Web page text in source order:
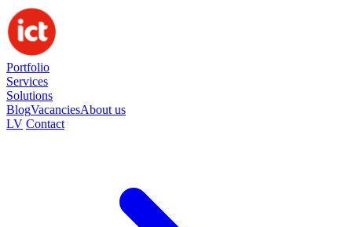
Portfolio
Services
Solutions
BlogVacanciesAbout us
LV Contact